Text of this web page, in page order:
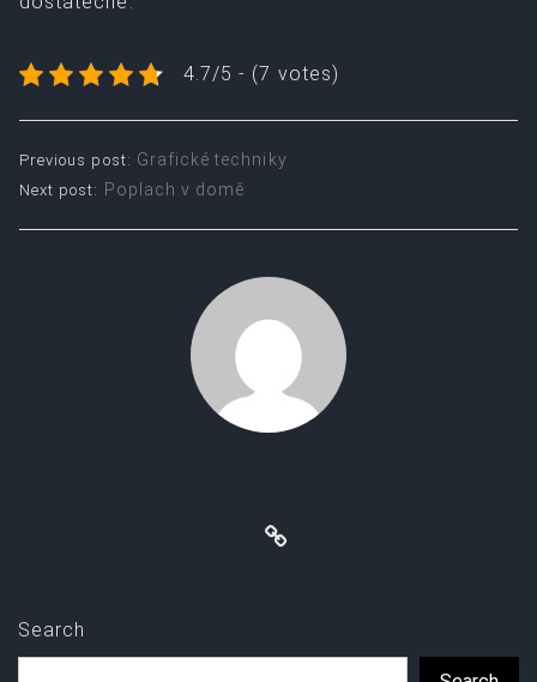
Search
4.7/5 - (7 votes)
Post
navigation
Previous post: Grafické techniky
Next post: Poplach v domě